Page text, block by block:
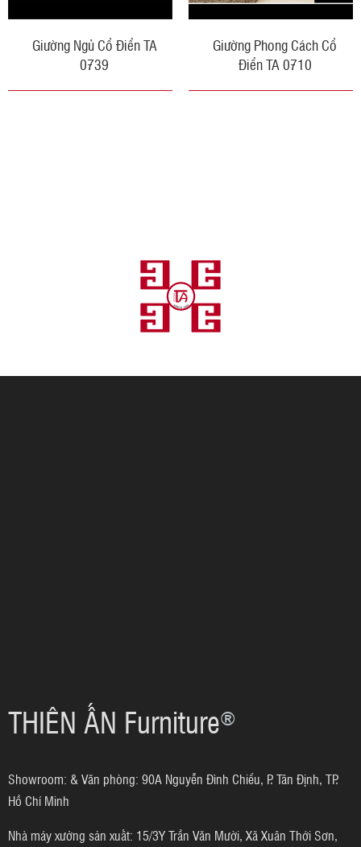
Giường Ngủ Cổ Điển TA
0739
Giường Phong Cách Cổ
Điển TA 0710
THIÊN ẤN Furniture®
Showroom: & Văn phòng: 90A Nguyễn Đình Chiểu, P. Tân Định, TP.
Hồ Chí Minh
Nhà máy xưởng sản xuất: 15/3Y Trần Văn Mười, Xã Xuân Thới Sơn,